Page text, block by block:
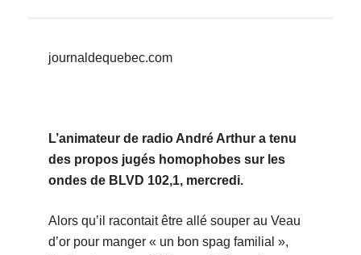
journaldequebec.com
L’animateur de radio André Arthur a tenu
des propos jugés homophobes sur les
ondes de BLVD 102,1, mercredi.
Alors qu’il racontait être allé souper au Veau
d’or pour manger « un bon spag familial »,